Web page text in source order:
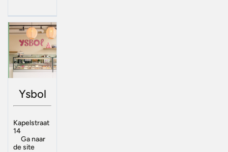
Ysbol
Kapelstraat
14
Ga naar
de site